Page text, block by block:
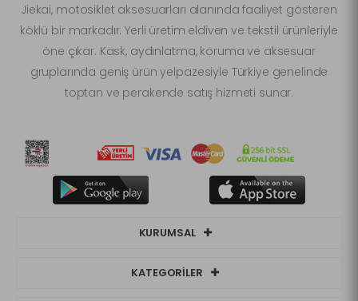
Jiekai, motosiklet aksesuarları alanında faaliyet gösteren
köklü bir markadır. Yerli üretim eldiven ve tekstil ürünleriyle
öne çıkar. Kask, aydınlatma, koruma ve aksesuar
gruplarında geniş ürün yelpazesiyle Türkiye genelinde
toptan ve perakende satış hizmeti sunar.
KURUMSAL
KATEGORİLER